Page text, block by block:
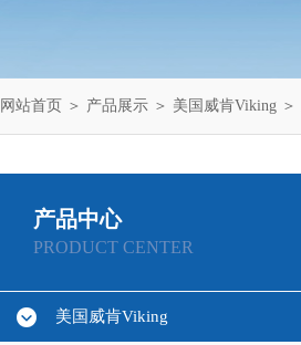
网站首页 ＞ 产品展示 ＞ 美国威肯Viking ＞
产品中心
PRODUCT CENTER
美国威肯Viking